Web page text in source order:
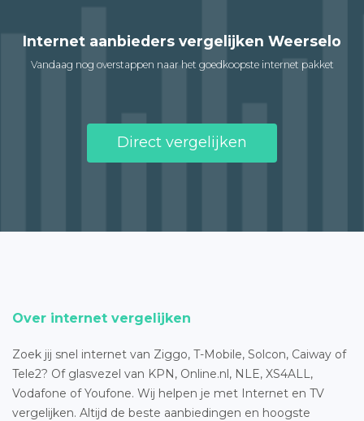
Internet aanbieders vergelijken Weerselo
Vandaag nog overstappen naar het goedkoopste internet pakket
Direct vergelijken
Over internet vergelijken
Zoek jij snel internet van Ziggo, T-Mobile, Solcon, Caiway of
Tele2? Of glasvezel van KPN, Online.nl, NLE, XS4ALL,
Vodafone of Youfone. Wij helpen je met Internet en TV
vergelijken. Altijd de beste aanbiedingen en hoogste